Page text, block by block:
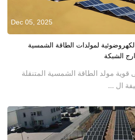
Dec 05, 2025
لمولدات الطاقة الشمسية
الشبكة
مولد الطاقة الشمسية المتنقلة
ال ...